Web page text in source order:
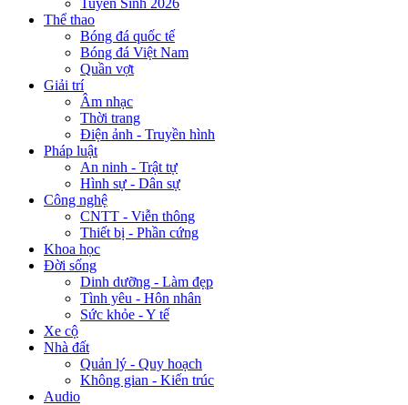
Tuyển Sinh 2026
Thể thao
Bóng đá quốc tế
Bóng đá Việt Nam
Quần vợt
Giải trí
Âm nhạc
Thời trang
Điện ảnh - Truyền hình
Pháp luật
An ninh - Trật tự
Hình sự - Dân sự
Công nghệ
CNTT - Viễn thông
Thiết bị - Phần cứng
Khoa học
Đời sống
Dinh dưỡng - Làm đẹp
Tình yêu - Hôn nhân
Sức khỏe - Y tế
Xe cộ
Nhà đất
Quản lý - Quy hoạch
Không gian - Kiến trúc
Audio